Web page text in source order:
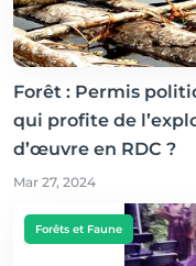
Forêt : Permis
qui profite de
d’œuvre en RDC ?
Mar 27, 2024
Forêts et Faune